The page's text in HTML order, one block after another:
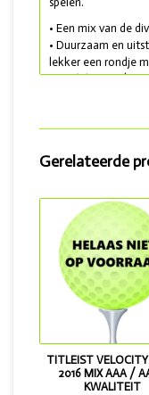
• Een mix van de
• Duurzaam en
lekker een rondje
• Model 2013 t/m
Gerelateerde
TITLEIST
2016 MIX AAA /
KWALITEIT